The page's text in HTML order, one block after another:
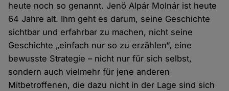
heute noch so genannt. Jenö Alpár Molnár ist heute
64 Jahre alt. Ihm geht es darum, seine Geschichte
sichtbar und erfahrbar zu machen, nicht seine
Geschichte „einfach nur so zu erzählen“, eine
bewusste Strategie – nicht nur für sich selbst,
sondern auch vielmehr für jene anderen
Mitbetroffenen, die dazu nicht in der Lage sind sich